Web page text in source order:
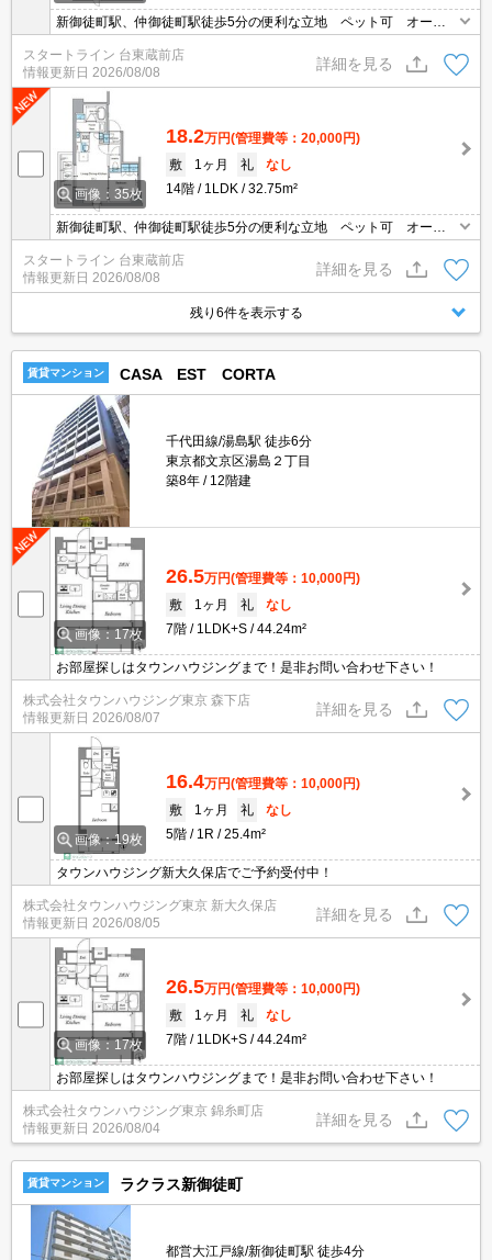
新御徒町駅、仲御徒町駅徒歩5分の便利な立地 ペット可 オート
ロック 宅配ボックス有
スタートライン 台東蔵前店
情報更新日 2026/08/08
詳細を見る
画像：35枚
18.2万円(管理費等：20,000円)
敷
1ヶ月 礼
なし
14階
1LDK 32.75m²
新御徒町駅、仲御徒町駅徒歩5分の便利な立地 ペット可 オート
ロック 宅配ボックス有
スタートライン 台東蔵前店
情報更新日 2026/08/08
詳細を見る
残り6件を表示する
賃貸マンション CASA EST CORTA
千代田線/湯島駅 徒歩6分
東京都文京区湯島２丁目
築8年
12階建
画像：17枚
26.5万円(管理費等：10,000円)
敷
1ヶ月 礼
なし
7階
1LDK+S 44.24m²
お部屋探しはタウンハウジングまで！是非お問い合わせ下さい！
株式会社タウンハウジング東京 森下店
情報更新日 2026/08/07
詳細を見る
画像：19枚
16.4万円(管理費等：10,000円)
敷
1ヶ月 礼
なし
5階
1R 25.4m²
タウンハウジング新大久保店でご予約受付中！
株式会社タウンハウジング東京 新大久保店
情報更新日 2026/08/05
詳細を見る
画像：17枚
26.5万円(管理費等：10,000円)
敷
1ヶ月 礼
なし
7階
1LDK+S 44.24m²
お部屋探しはタウンハウジングまで！是非お問い合わせ下さい！
株式会社タウンハウジング東京 錦糸町店
情報更新日 2026/08/04
詳細を見る
賃貸マンション ラクラス新御徒町
都営大江戸線/新御徒町駅 徒歩4分